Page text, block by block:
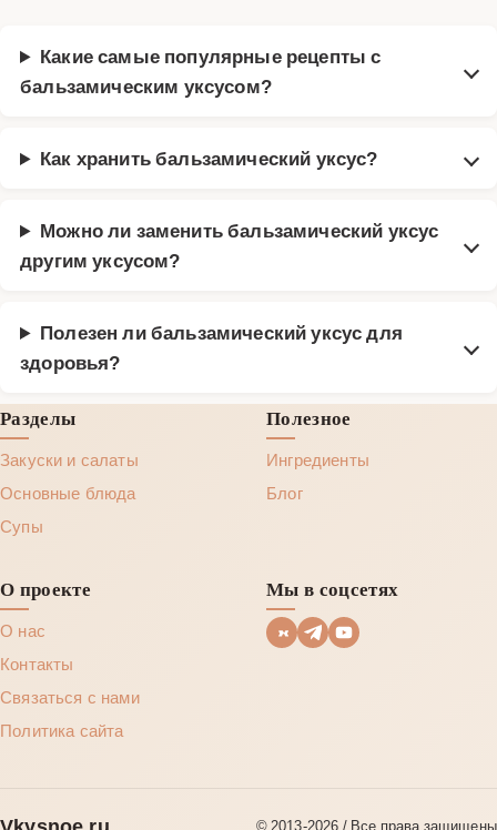
Какие самые популярные рецепты с
бальзамическим уксусом?
Как хранить бальзамический уксус?
Можно ли заменить бальзамический уксус
другим уксусом?
Полезен ли бальзамический уксус для
здоровья?
Разделы
Закуски и салаты
Основные блюда
Супы
Полезное
Ингредиенты
Блог
О проекте
О нас
Контакты
Связаться с нами
Политика сайта
Мы в соцсетях
© 2013‑2026 / Все права защищены